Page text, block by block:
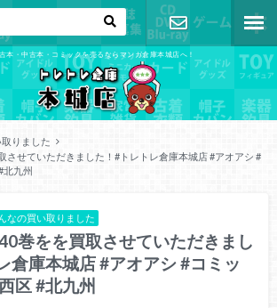
本・中古本・コミックを売るならマンガ倉庫本城店へ！
お問い合わ
せ
りました
させていただきました！#トレトレ倉庫本城店 #アオアシ #
北九州
なの買い取りました
巻をを買取させていただきまし
倉庫本城店 #アオアシ #コミッ
区 #北九州